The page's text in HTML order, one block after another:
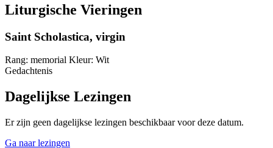
Liturgische Vieringen
Saint Scholastica, virgin
Rang: memorial Kleur: Wit
Gedachtenis
Dagelijkse Lezingen
Er zijn geen dagelijkse lezingen beschikbaar voor deze datum.
Ga naar lezingen